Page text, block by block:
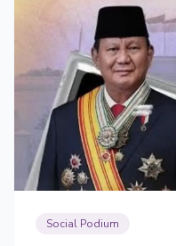
Social Podium